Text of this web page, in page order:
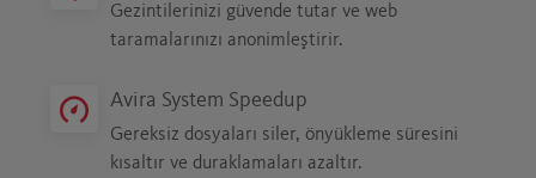
GELDI (YINE)?
Bu sizden (ve kedinizden) başkasını
anonimleştiriyor, alışveriş geçmişinizi gizli
tutuyoruz.
Gezintilerinizi güvende tutar ve web
taramalarınızı anonimleştirir.
Avira System Speedup
Gereksiz dosyaları siler, önyükleme süresini
kısaltır ve duraklamaları azaltır.